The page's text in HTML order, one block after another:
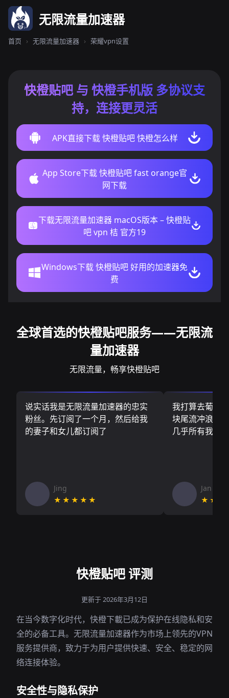
无限流量加速器
首页 › 无限流量加速器 › 荣耀vpn设置
快橙贴吧 与 快橙手机版 多协议支
持，连接更灵活
APK直接下载 快橙贴吧 快橙怎么样
App Store下载 快橙贴吧 fast orange官
网下载
下载无限流量加速器 macOS版本 – 快橙贴
吧 vpn 桔 官方19
Windows下载 快橙贴吧 好用的加速器免
费
全球首选的快橙贴吧服务——无限流
量加速器
无限流量，畅享快橙贴吧
说实话我是无限流量加速器的忠实
粉丝。先订阅了一个月，然后给我
的妻子和女儿都订阅了
Jing
★★★★★
我打算去葡萄
块尾流冲浪板
几乎所有我需
Jan V
快橙贴吧 评测
更新于 2026年3月12日
在当今数字化时代，快橙下載已成为保护在线隐私和安
全的必备工具。无限流量加速器作为市场上领先的VPN
服务提供商，致力于为用户提供快速、安全、稳定的网
络连接体验。
安全性与隐私保护